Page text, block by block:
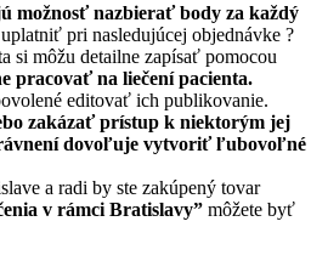
možnosť nazbierať body za každý
pri nasledujúcej objednávke ?
si môžu detailne zapísať pomocou
pracovať na liečení pacienta.
editovať ich publikovanie.
zakázať prístup k niektorým jej
dovoľuje vytvoriť ľubovoľné
a radi by ste zakúpený tovar
v rámci Bratislavy” môžete byť